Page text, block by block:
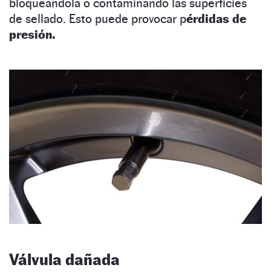
bloqueándola o contaminando las superficies
de sellado. Esto puede provocar pérdidas de
presión.
Válvula dañada